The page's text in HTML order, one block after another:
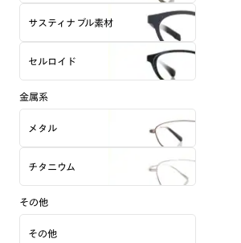
サスティナブル素材
セルロイド
金属系
メタル
チタニウム
その他
その他